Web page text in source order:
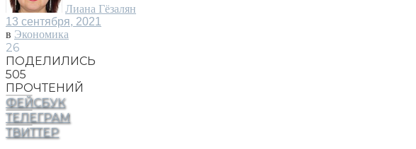
Лиана Гёзалян
13 сентября, 2021
в Экономика
26
ПОДЕЛИЛИСЬ
505
ПРОЧТЕНИЙ
ФЕЙСБУК
ТЕЛЕГРАМ
ТВИТТЕР